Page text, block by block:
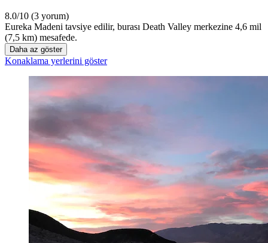
8.0/10 (3 yorum)
Eureka Madeni tavsiye edilir, burası Death Valley merkezine 4,6 mil
(7,5 km) mesafede.
Daha az göster
Konaklama yerlerini göster